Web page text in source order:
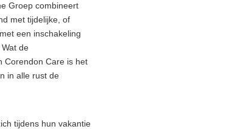
Groep combineert
met tijdelijke, of
een inschakeling
de
Corendon Care is het
in alle rust de
tijdens hun vakantie